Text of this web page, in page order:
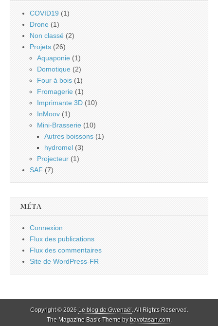
COVID19 (1)
Drone (1)
Non classé (2)
Projets (26)
Aquaponie (1)
Domotique (2)
Four à bois (1)
Fromagerie (1)
Imprimante 3D (10)
InMoov (1)
Mini-Brasserie (10)
Autres boissons (1)
hydromel (3)
Projecteur (1)
SAF (7)
MÉTA
Connexion
Flux des publications
Flux des commentaires
Site de WordPress-FR
Copyright © 2026 Le blog de Gwenaël. All Rights Reserved.
The Magazine Basic Theme bybavotasan.com.